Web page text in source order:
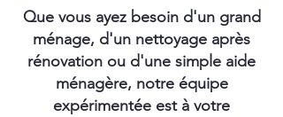
Que vous ayez besoin d'un grand
ménage, d'un nettoyage après
rénovation ou d'une simple aide
ménagère, notre équipe
expérimentée est à votre